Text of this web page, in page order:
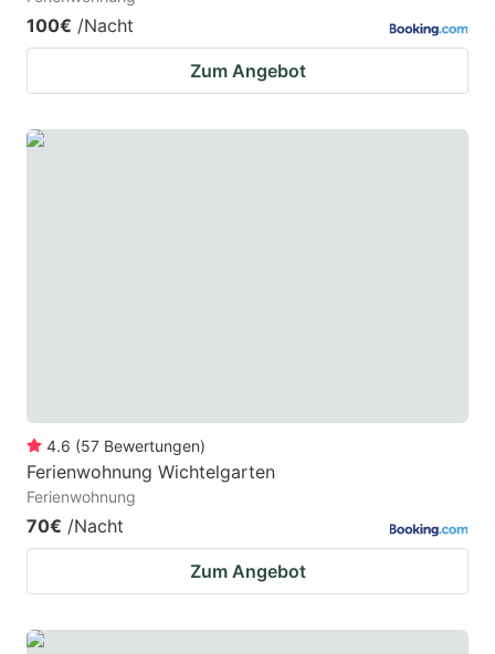
100€ /Nacht
Zum Angebot
4.6 (57 Bewertungen)
Ferienwohnung Wichtelgarten
Ferienwohnung
70€ /Nacht
Zum Angebot